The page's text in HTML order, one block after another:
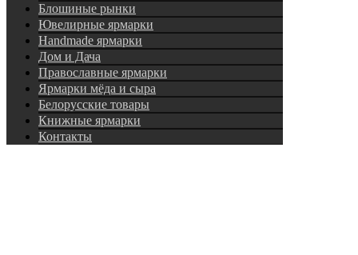
Блошиные рынки
Ювелирные ярмарки
Нandmade ярмарки
Дом и Дача
Православные ярмарки
Ярмарки мёда и сыра
Белорусские товары
Книжные ярмарки
Контакты